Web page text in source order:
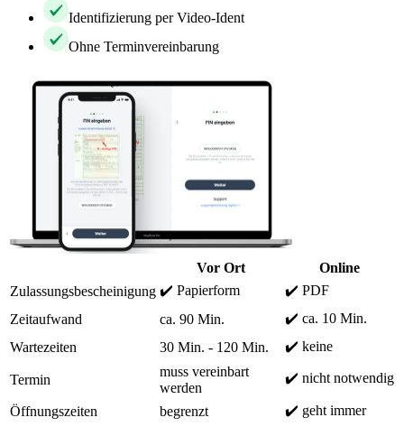
Identifizierung per Video-Ident
Ohne Terminvereinbarung
Vor Ort
Online
Zulassungsbescheinigung ✔️ Papierform
✔️ PDF
Zeitaufwand
ca. 90 Min.
✔️ ca. 10 Min.
Wartezeiten
30 Min. - 120 Min. ✔️ keine
Termin
muss vereinbart
werden
✔️ nicht notwendig
Öffnungszeiten begrenzt ✔️ geht immer